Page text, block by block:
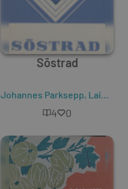
Sõstrad
Johannes Parksepp, Laine Ilus
4 0